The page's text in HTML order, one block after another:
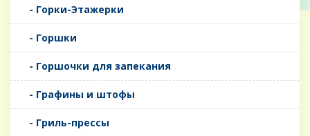
- Горки-Этажерки
- Горшки
- Горшочки для запекания
- Графины и штофы
- Гриль-прессы